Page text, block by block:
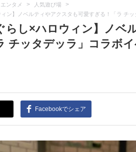
ンタメ > 人気遊び場 >
ィン】ノベルティやアクスタも可愛すぎる！「ラ チ
らし×ハロウィン】ノベ
チッタデッラ」コラボ
Facebookでシェア